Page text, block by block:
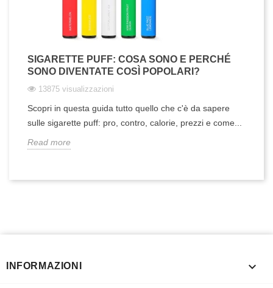
SIGARETTE PUFF: COSA SONO E PERCHÉ
SONO DIVENTATE COSÌ POPOLARI?
13875 visualizzazioni
Scopri in questa guida tutto quello che c'è da sapere
sulle sigarette puff: pro, contro, calorie, prezzi e come...
Read more
INFORMAZIONI 